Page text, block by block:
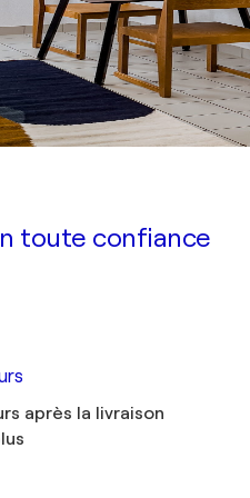
toute confiance
après la livraison